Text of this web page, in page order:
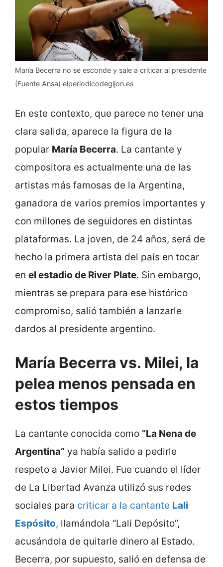
María Becerra no se esconde y sale a criticar al presidente
(Fuente Ansa) elperiodicodegijon.es
En este contexto, que parece no tener una
clara salida, aparece la figura de la
popular María Becerra. La cantante y
compositora es actualmente una de las
artistas más famosas de la Argentina,
ganadora de varios premios importantes y
con millones de seguidores en distintas
plataformas. La joven, de 24 años, será de
hecho la primera artista del país en tocar
en el estadio de River Plate. Sin embargo,
mientras se prepara para ese histórico
compromiso, salió también a lanzarle
dardos al presidente argentino.
María Becerra vs. Milei, la
pelea menos pensada en
estos tiempos
La cantante conocida como “La Nena de
Argentina” ya había salido a pedirle
respeto a Javier Milei. Fue cuando el líder
de La Libertad Avanza utilizó sus redes
sociales para criticar a la cantante Lali
Espósito, llamándola “Lali Depósito”,
acusándola de quitarle dinero al Estado.
Becerra, por supuesto, salió en defensa de